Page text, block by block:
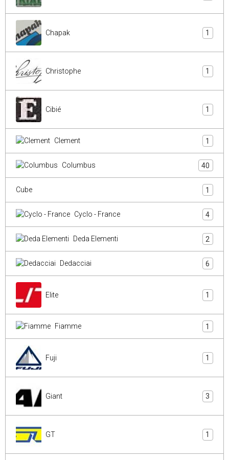
Chapak 1
Christophe 1
Cibié 1
Clement 1
Columbus 40
Cube 1
Cyclo - France 4
Deda Elementi 2
Dedacciai 6
Elite 1
Fiamme 1
Fuji 1
Giant 3
GT 1